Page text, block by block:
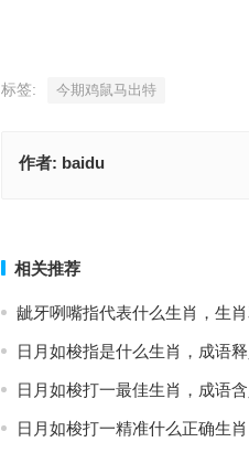
标签: 今期鸡鼠马出特
作者: baidu
相关推荐
龇牙咧嘴指代表什么生肖，生
日月如梭指是什么生肖，成语
日月如梭打一最佳生肖，成语
日月如梭打一精准什么正确生